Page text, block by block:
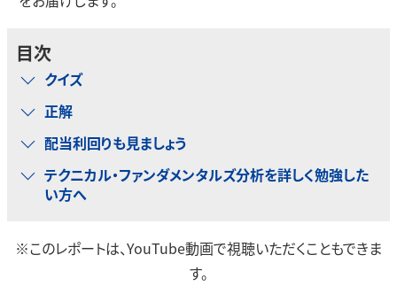
目次
クイズ
正解
配当利回りも見ましょう
テクニカル・ファンダメンタルズ分析を詳しく勉強した
い方へ
※このレポートは、YouTube動画で視聴いただくこともできま
す。